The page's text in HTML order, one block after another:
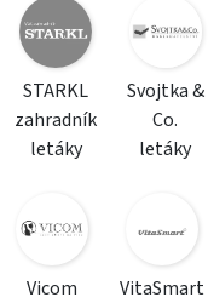
STARKL
zahradník
letáky
Svojtka &
Co.
letáky
Vicom
VitaSmart